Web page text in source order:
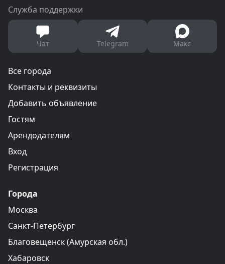
Служба поддержки
Чат Telegram Макс
Все города
Контакты и реквизиты
Добавить объявление
Гостям
Арендодателям
Вход
Регистрация
Города
Москва
Санкт-Петербург
Благовещенск (Амурская обл.)
Хабаровск